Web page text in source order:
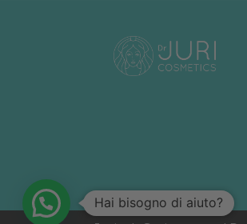
Hai bisogno di aiuto?